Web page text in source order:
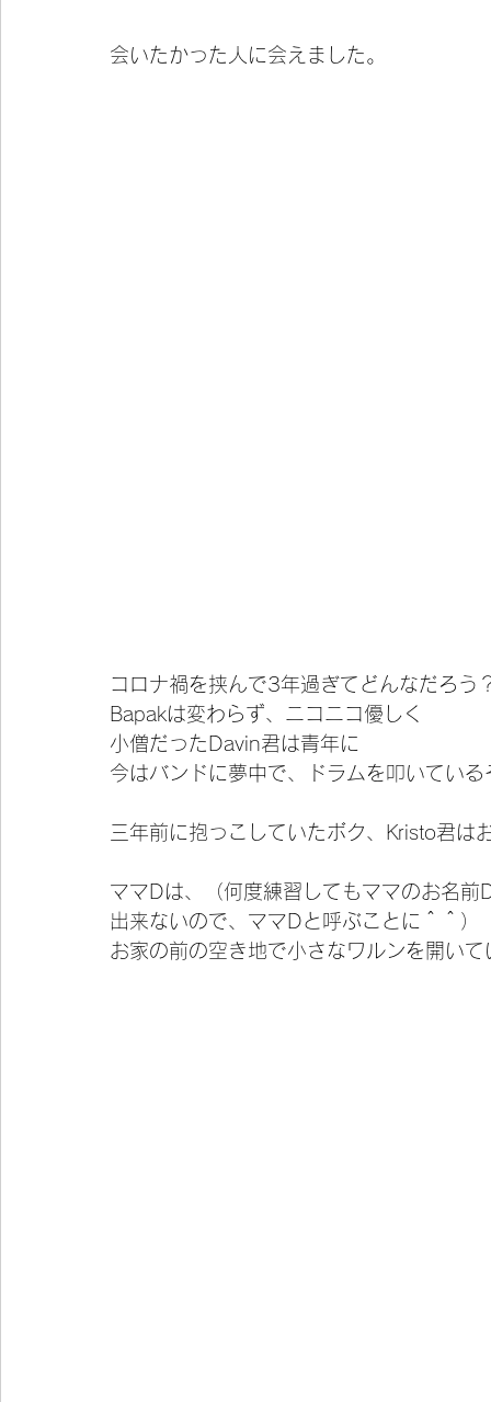
会いたかった人に会えました。
コロナ禍を挟んで3年過ぎてどんなだろう
Bapakは変わらず、ニコニコ優しく
小僧だったDavin君は青年に
今はバンドに夢中で、ドラムを叩いている
三年前に抱っこしていたボク、Kristo君は
ママDは、（何度練習してもママのお名前
出来ないので、ママDと呼ぶことに＾＾）
お家の前の空き地で小さなワルンを開いて